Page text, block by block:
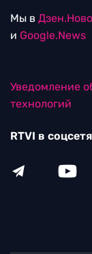
Мы в
и Google.News
Уведомление
технологий
RTVI в